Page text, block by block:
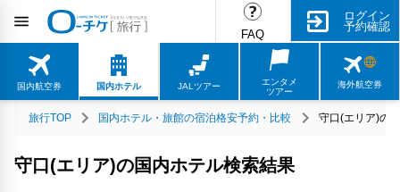
FAQ
ログイン
予約確認
国内航空券 国内ホテル JALツアー
エンタメ
ツアー
海外航空券
旅行TOP 国内ホテル・旅館の宿泊格安予約・比較 守口(エリア)の
守口(エリア)の国内ホテル検索結果